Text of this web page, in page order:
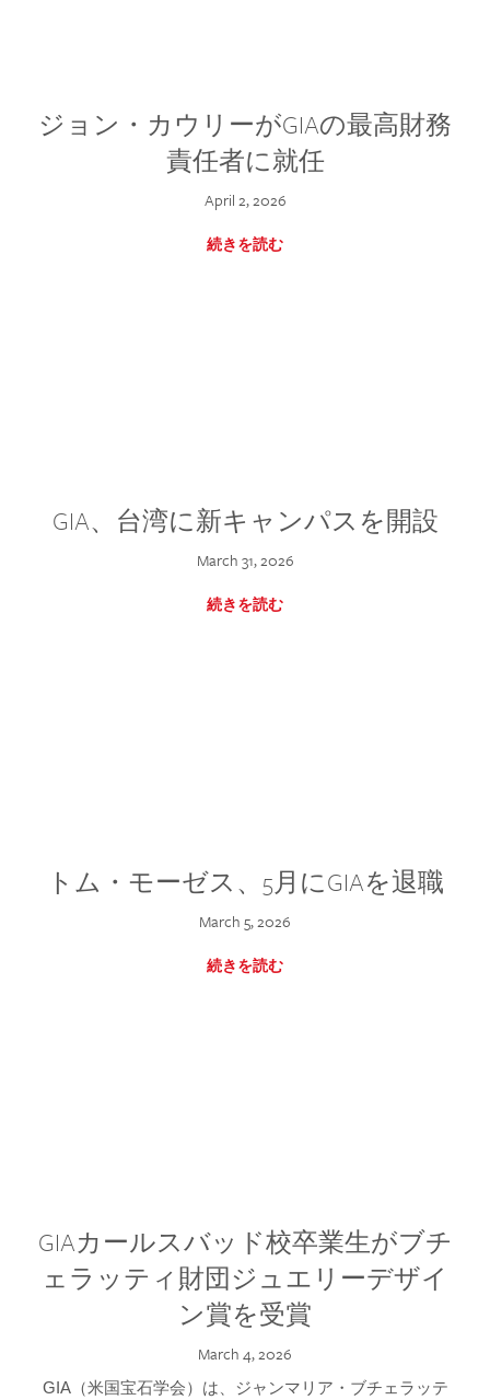
ジョン・カウリーがGIAの最高財務
責任者に就任
April 2, 2026
続きを読む
GIA、台湾に新キャンパスを開設
March 31, 2026
続きを読む
トム・モーゼス、5月にGIAを退職
March 5, 2026
続きを読む
GIAカールスバッド校卒業生がブチ
ェラッティ財団ジュエリーデザイ
ン賞を受賞
March 4, 2026
GIA（米国宝石学会）は、ジャンマリア・ブチェラッテ